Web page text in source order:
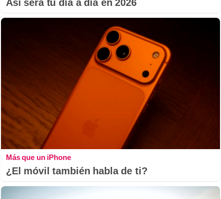
Así será tu día a día en 2026
Más que un iPhone
¿El móvil también habla de ti?